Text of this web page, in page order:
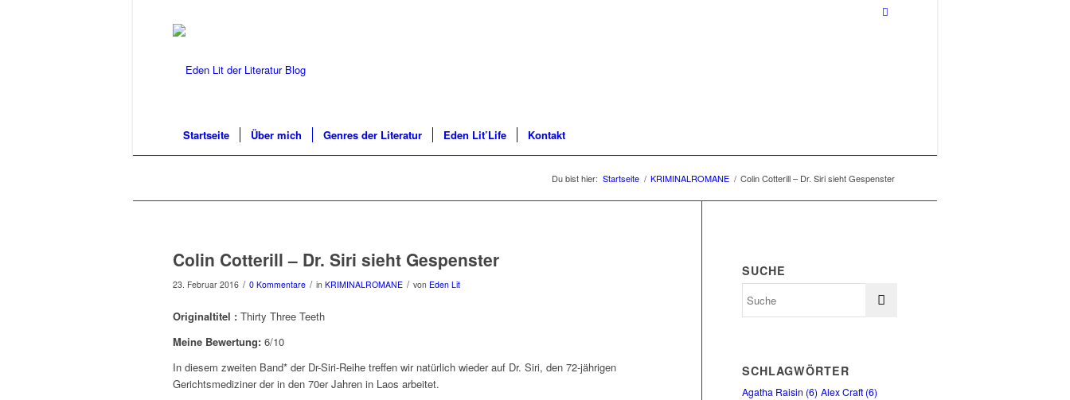
Startseite Über mich Genres der Literatur Eden Lit’Life Kontakt
Du bist hier: Startseite / KRIMINALROMANE / Colin Cotterill – Dr. Siri sieht Gespenster
Colin Cotterill – Dr. Siri sieht Gespenster
23. Februar 2016 / 0 Kommentare / in KRIMINALROMANE / von Eden Lit
Originaltitel : Thirty Three Teeth
Meine Bewertung: 6/10
In diesem zweiten Band* der Dr-Siri-Reihe treffen wir natürlich wieder auf Dr. Siri, den 72-jährigen
Gerichtsmediziner der in den 70er Jahren in Laos arbeitet.
SUCHE
SCHLAGWÖRTER
Agatha Raisin (6) Alex Craft (6)